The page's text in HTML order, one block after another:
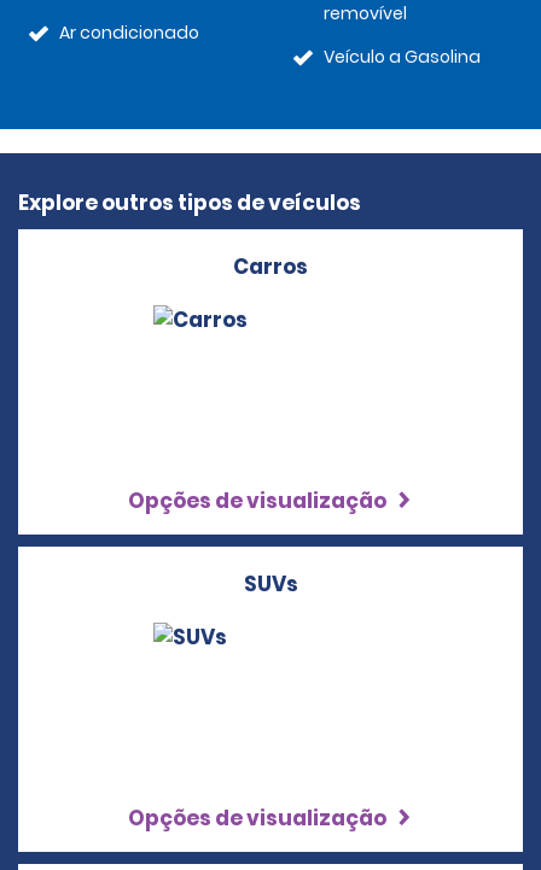
Ar condicionado
removível
Veículo a Gasolina
Explore outros tipos de veículos
Carros
Opções de visualização
SUVs
Opções de visualização